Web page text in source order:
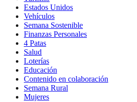
Estados Unidos
Vehículos
Semana Sostenible
Finanzas Personales
4 Patas
Salud
Loterías
Educación
Contenido en colaboración
Semana Rural
Mujeres